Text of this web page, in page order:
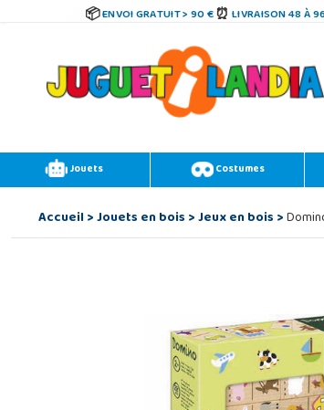
ENVOI GRATUIT > 90 € LIVRAISON 48 À
Jouets Costumes
Accueil>Jouets en bois>Jeux en bois>